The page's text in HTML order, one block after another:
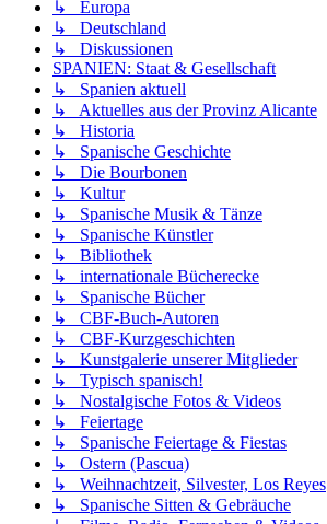
↳ Europa
↳ Deutschland
↳ Diskussionen
SPANIEN: Staat & Gesellschaft
↳ Spanien aktuell
↳ Aktuelles aus der Provinz Alicante
↳ Historia
↳ Spanische Geschichte
↳ Die Bourbonen
↳ Kultur
↳ Spanische Musik & Tänze
↳ Spanische Künstler
↳ Bibliothek
↳ internationale Bücherecke
↳ Spanische Bücher
↳ CBF-Buch-Autoren
↳ CBF-Kurzgeschichten
↳ Kunstgalerie unserer Mitglieder
↳ Typisch spanisch!
↳ Nostalgische Fotos & Videos
↳ Feiertage
↳ Spanische Feiertage & Fiestas
↳ Ostern (Pascua)
↳ Weihnachtzeit, Silvester, Los Reyes
↳ Spanische Sitten & Gebräuche